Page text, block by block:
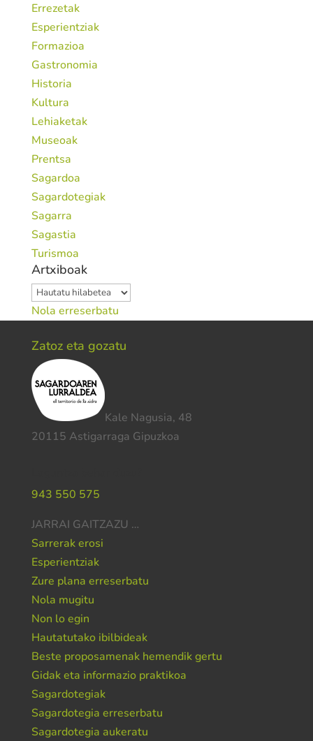
Errezetak
Esperientziak
Formazioa
Gastronomia
Historia
Kultura
Lehiaketak
Museoak
Prentsa
Sagardoa
Sagardotegiak
Sagarra
Sagastia
Turismoa
Artxiboak
Artxiboak
Nola erreserbatu
Zatoz eta gozatu
Kale Nagusia, 48
20115 Astigarraga Gipuzkoa
943 550 575
JARRAI GAITZAZU …
Sarrerak erosi
Esperientziak
Zure plana erreserbatu
Nola mugitu
Non lo egin
Hautatutako ibilbideak
Beste proposamenak hemendik gertu
Gidak eta informazio praktikoa
Sagardotegiak
Sagardotegia erreserbatu
Sagardotegia aukeratu